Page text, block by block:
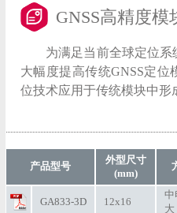
GNSS高精度模
为满足当前全球定位系
大幅度提高传统GNSS定
位技术应用于传统模块中形
产品型号
外型尺寸
(mm)
GA833-3D 12x16
中
大